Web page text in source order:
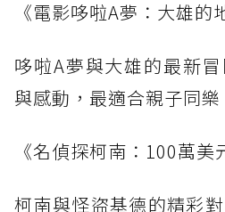
《電影哆啦A夢：大雄的
哆啦A夢與大雄的最新
與感動，最適合親子同樂
《名偵探柯南：100萬美
柯南與怪盜基德的精彩